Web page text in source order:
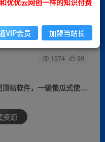
程】
关注 私信
1574 39
（6627期）收费368元的最新贴吧顶帖软件，一键傻瓜式使用【顶帖脚本+使用教程】
资源
VIP会员 加盟当站长